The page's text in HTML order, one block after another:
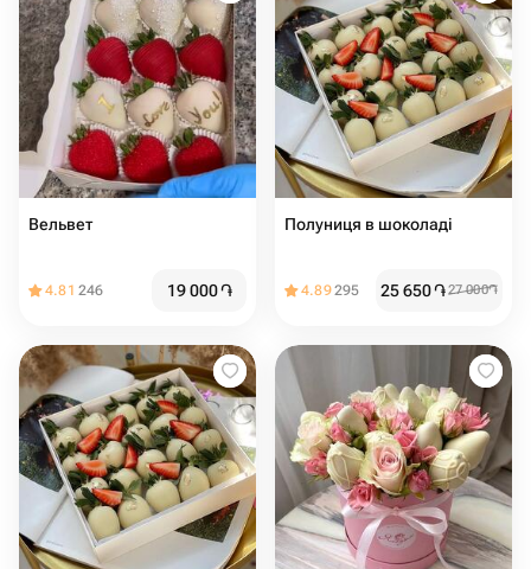
Вельвет
4.81 246 19 000֏
Полуниця в шоколаді
4.89295 25 650֏27 000֏